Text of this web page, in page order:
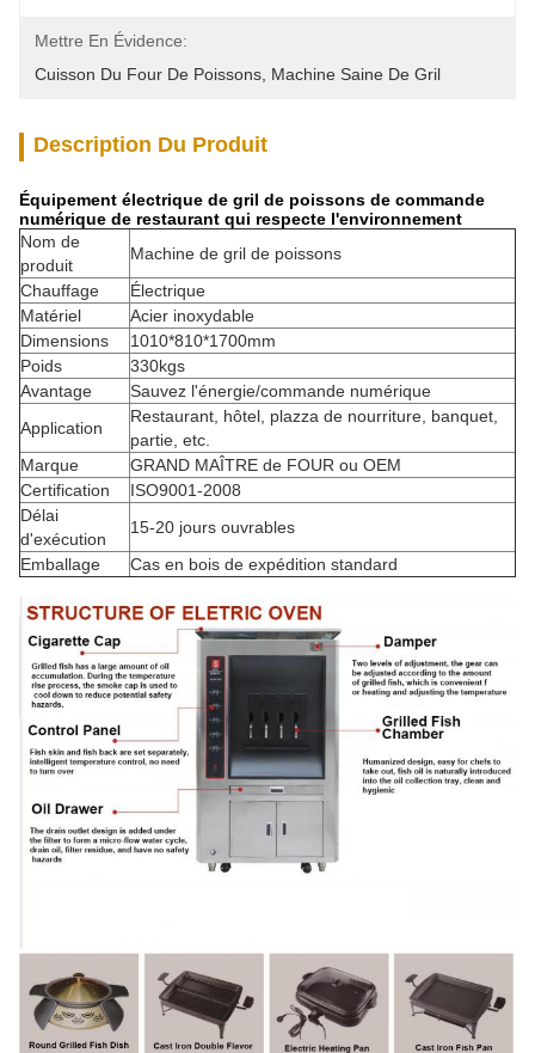
Mettre En Évidence:
Cuisson Du Four De Poissons Machine Saine De Gril
Description Du Produit
Équipement électrique de gril de poissons de commande
numérique de restaurant qui respecte l'environnement
Nom de
produit
Machine de gril de poissons
Chauffage
Électrique
Matériel
Acier inoxydable
Dimensions
1010*810*1700mm
Poids
330kgs
Avantage
Sauvez l'énergie/commande numérique
Application
Restaurant, hôtel, plazza de nourriture, banquet,
partie, etc.
Marque
GRAND MAÎTRE de FOUR ou OEM
Certification
ISO9001-2008
Délai
d'exécution
15-20 jours ouvrables
Emballage
Cas en bois de expédition standard